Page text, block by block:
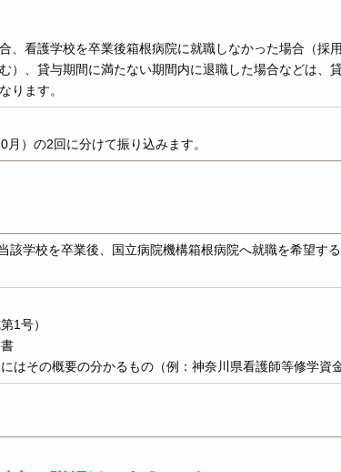
、看護学校を卒業後箱根病院に就職しなかった場合（採
）、貸与期間に満たない期間内に退職した場合などは、
ります。
）の2回に分けて振り込みます。
該学校を卒業後、国立病院機構箱根病院へ就職を希望す
1号）
はその概要の分かるもの（例：神奈川県看護師等修学資金